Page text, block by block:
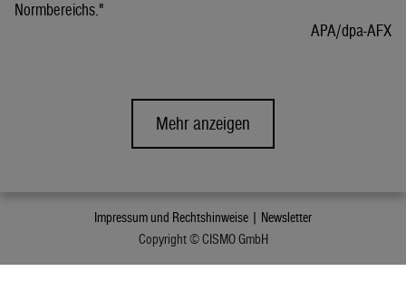
Normbereichs."
APA/dpa-AFX
Mehr anzeigen
Impressum und Rechtshinweise | Newsletter
Copyright © CISMO GmbH